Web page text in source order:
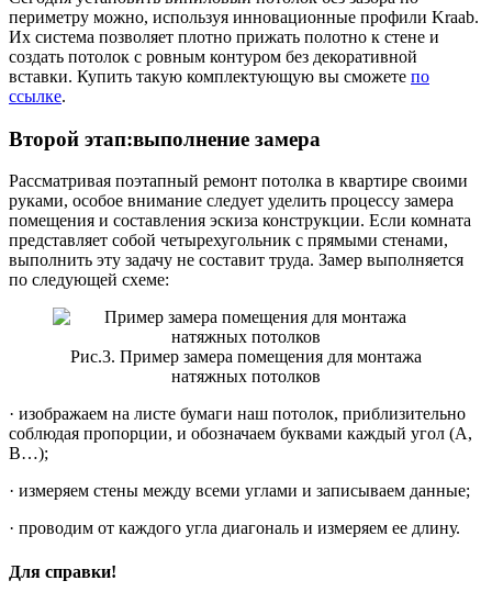
периметру можно, используя инновационные профили Kraab.
Их система позволяет плотно прижать полотно к стене и
создать потолок с ровным контуром без декоративной
вставки. Купить такую комплектующую вы сможете по
ссылке.
Второй этап:выполнение замера
Рассматривая поэтапный ремонт потолка в квартире своими
руками, особое внимание следует уделить процессу замера
помещения и составления эскиза конструкции. Если комната
представляет собой четырехугольник с прямыми стенами,
выполнить эту задачу не составит труда. Замер выполняется
по следующей схеме:
Рис.3. Пример замера помещения для монтажа
натяжных потолков
· изображаем на листе бумаги наш потолок, приблизительно
соблюдая пропорции, и обозначаем буквами каждый угол (A,
B…);
· измеряем стены между всеми углами и записываем данные;
· проводим от каждого угла диагональ и измеряем ее длину.
Для справки!